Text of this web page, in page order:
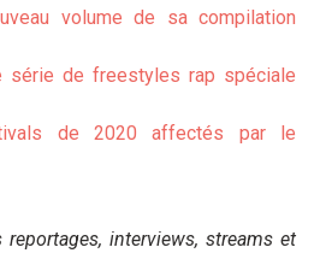
volume de sa compilation
série de freestyles rap spéciale
de 2020 affectés par le
reportages, interviews, streams et